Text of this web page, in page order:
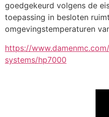
goedgekeurd volgens de
toepassing in besloten
omgevingstemperaturen
https://
systems/hp7000